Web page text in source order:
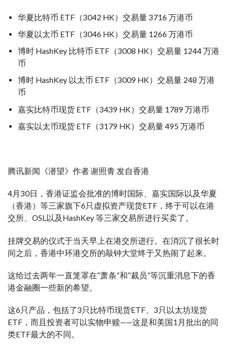
华夏比特币 ETF（3042 HK）交易量 3716 万港币
华夏以太币 ETF（3046 HK）交易量 1266 万港币
博时 HashKey 比特币 ETF（3008 HK）交易量 1244 万港
币
博时 HashKey 以太币 ETF（3009 HK）交易量 248 万港
币
嘉实比特币现货 ETF（3439 HK）交易量 1789 万港币
嘉实以太币现货 ETF（3179 HK）交易量 495 万港币
腾讯新闻《潜望》作者 谢照青 发自香港
4月30日，香港证监会批准的博时国际、嘉实国际以及华夏
（香港）等三家旗下6只虚拟资产现货ETF，终于可以在港
交所、OSL以及HashKey 等三家交易所进行买卖了。
挂牌交易的仪式于当天早上在港交所进行。在消沉了很长时
间之后，香港中环港交所的敲钟大堂终于又热闹了起来。
这给过去两年一直笼罩在“萧条“和“裁员”等沉重消息下的香
港金融圈一些新的希望。
这6只产品，包括了3只比特币现货ETF、3只以太坊现货
ETF，而且投资者可以实物申赎——这是和美国1月批出的同
类ETF最大的不同。